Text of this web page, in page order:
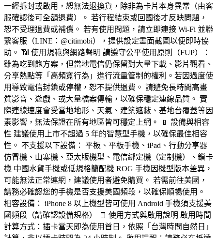
一經拆封或啟用，恕無法退換貨，除非為卡片本身異常（由客
服確認後可全額退費）。 若行程結束或回國後才反映問題，
恕不受理退費或補償。 若有使用問題，請立即連接 Wi-Fi 並聯
繫客服（LINE：@citimobi），提供設定畫面截圖以便即時協
助。 📶 使用規範與網路聲明 請遵守公平使用原則（FUP）：
雖為吃到飽方案，但當地電信仍保留對大量下載、影片觀看、
分享熱點等「高頻寬行為」進行流量管制的權利。若因過度使
用導致電信封鎖或停權，恕不提供退費。 請避免長時間高畫
質影音、遊戲、或大量檔案傳輸，以確保穩定連線品質。 實
際連線速度會受當地地形、天氣、建築遮蔽、基地台覆蓋等因
素影響，無法保證在所有地區皆可穩定上網。 📱 設備與相容
性 建議使用上市不超過 5 年的智慧型手機，以確保最佳相容
性。 不支援以下設備： 平板、平板手機、iPad、行動分享器
仿冒機、山寨機、亞太版機型、電信綁定機（定制機）、鎖卡
機 中國水貨手機或低規格簡配機 ROG 手機因機型版本差異，
可能無法正常連網，建議使用者避免購買。 若需前往美國，
請務必確認您的手機是否支援美國頻段，以確保順暢使用。
相容設備： iPhone 8 以上機型皆可使用 Android 手機須支援美
國頻段（請確認設備規格） 🧾 使用方式與啟用說明 啟用時間
計算方式：插卡當天即為使用首日，依照「台灣時間自然日」